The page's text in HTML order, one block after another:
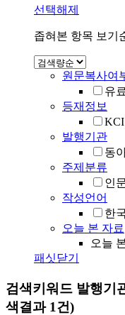
선택해제
좁혀본 항목 보기
원문복사여
유료
등재정보
KCI
발행기관
동
주제분류
인
작성언어
한
오늘 본 자료
오늘
패싯닫기
검색키워드 발행기
색결과 1건)